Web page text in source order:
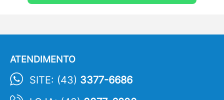
ATENDIMENTO
SITE: (43) 3377-6686